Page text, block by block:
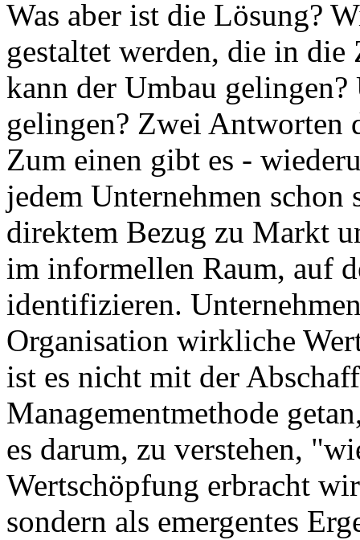
Was aber ist die Lösung?
gestaltet werden, die in
kann der Umbau
gelingen? Zwei Antworten
Zum einen gibt es -
jedem Unternehmen schon
direktem Bezug zu Markt
im informellen Raum, auf
identifizieren.
Organisation wirkliche
ist es nicht mit der
Managementmethode
es darum, zu verstehen,
Wertschöpfung erbracht
sondern als emergentes